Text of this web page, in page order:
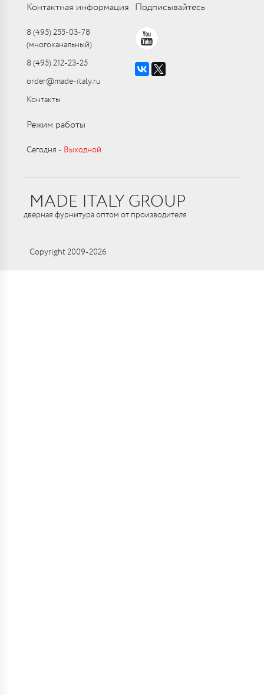
Контактная информация
8 (495) 255-03-78
(многоканальный)
8 (495) 212-23-25
order@made-italy.ru
Контакты
Подписывайтесь
Режим работы
Сегодня ‑ Выходной
MADE ITALY GROUP
дверная фурнитура оптом от производителя
Copyright 2009-2026